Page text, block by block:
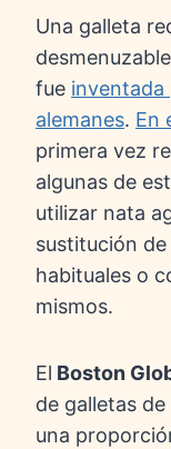
Una galleta
fue inventada
alemanes. En
primera vez
algunas de
utilizar nata
sustitución
habituales o
mismos.
El Boston
de galletas
una